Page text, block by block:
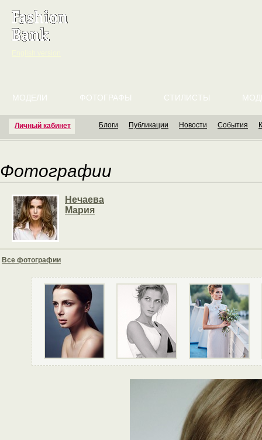
Личный кабинет
МОДЕЛИ ФОТОГРАФЫ СТИЛИСТЫ
Блоги Публикации Новости События
Фотографии
Нечаева
Мария
Все фотографии